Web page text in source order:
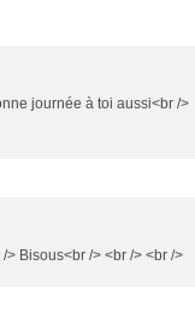
journée à toi aussi<br />
Bisous<br /> <br /> <br />